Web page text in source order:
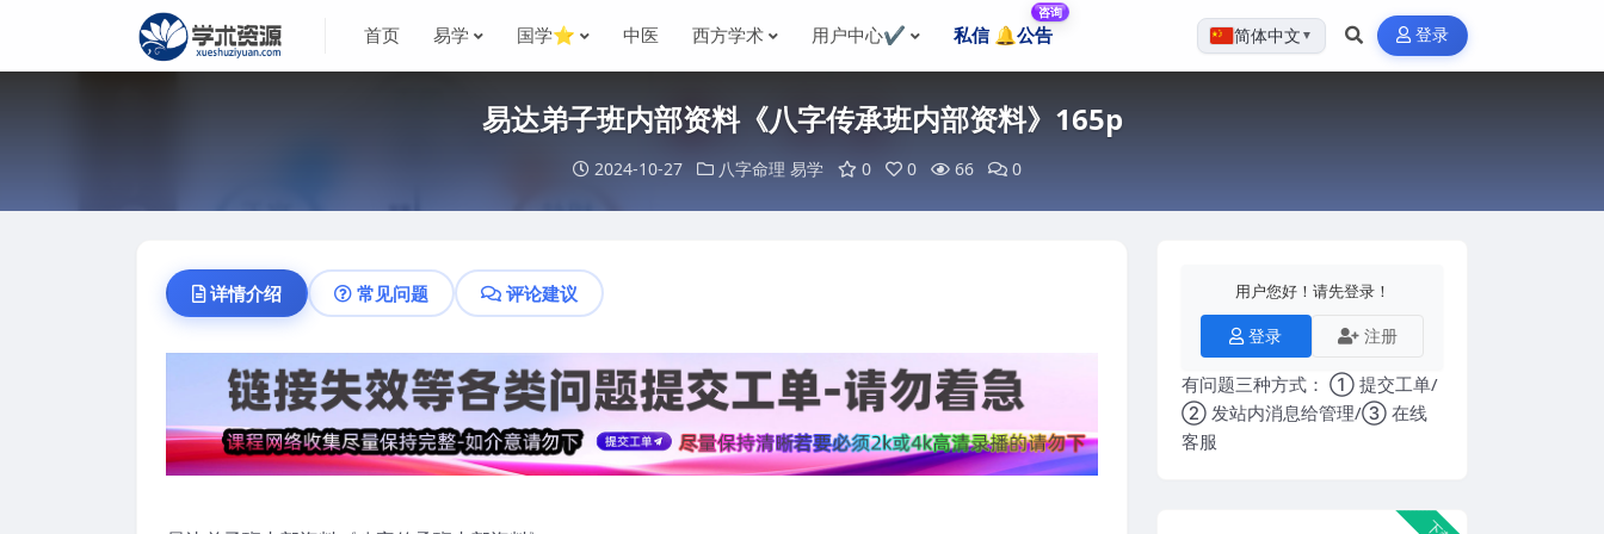
首页 易学 国学⭐ 中医 西方学术 用户中心✔️ 私信 🔔公告
咨询
简体中文 ▼ 登录
易达弟子班内部资料《八字传承班内部资料》165p
2024-10-27 八字命理 易学 0 0 66 0
详情介绍 常见问题 评论建议 用户您好！请先登录！
登录 注册
有问题三种方式： ① 提交工单/
② 发站内消息给管理/③ 在线
客服